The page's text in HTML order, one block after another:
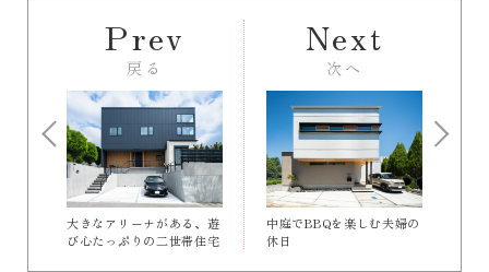
Prev
戻る
大きなアリーナがある、遊
び心たっぷりの二世帯住宅
中庭でBBQを楽しむ夫婦の
休日
Next
次へ